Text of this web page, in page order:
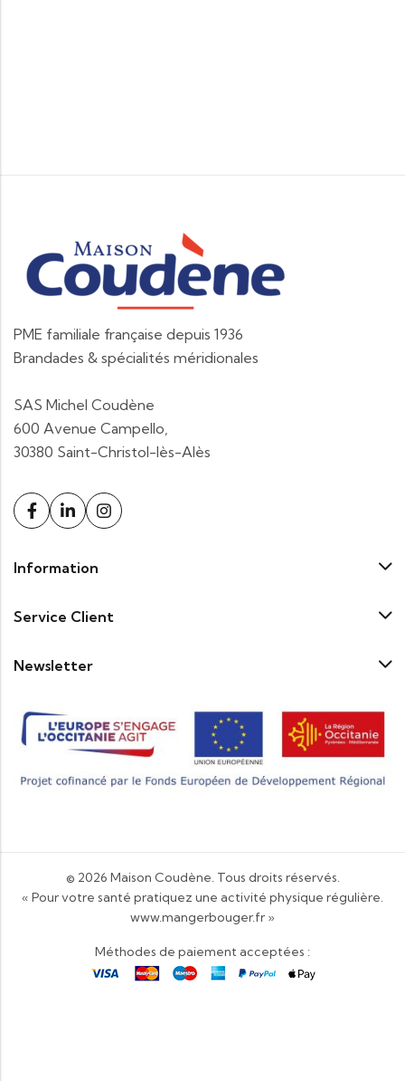
PME familiale française depuis 1936
Brandades & spécialités méridionales
SAS Michel Coudène
600 Avenue Campello,
30380 Saint-Christol-lès-Alès
Information
Service Client
Newsletter
© 2026 Maison Coudène. Tous droits réservés.
« Pour votre santé pratiquez une activité physique régulière.
www.mangerbouger.fr »
Méthodes de paiement acceptées :